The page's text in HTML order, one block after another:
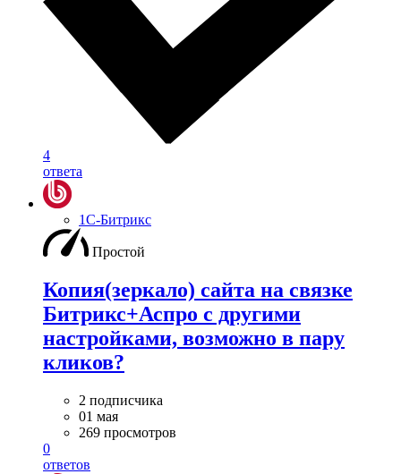
4
ответа
1С-Битрикс
Простой
Копия(зеркало) сайта на связке
Битрикс+Аспро с другими
настройками, возможно в пару
кликов?
2 подписчика
01 мая
269 просмотров
0
ответов